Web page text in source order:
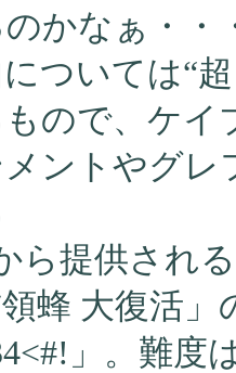
かなぁ・・
ついては“
ので、ケ
ントやグ
ら提供され
蜂 大復活
」。難度